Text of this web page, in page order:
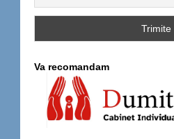
Va recomandam